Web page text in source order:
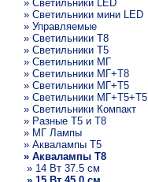
» Светильники LED
» Светильники мини LED
» Управляемые
» Светильники T8
» Светильники T5
» Светильники МГ
» Светильники МГ+T8
» Светильники МГ+T5
» Светильники МГ+T5+T5
» Светильники Компакт
» Разные T5 и T8
» МГ Лампы
» Аквалампы T5
» Аквалампы T8
» 14 Вт 37.5 см